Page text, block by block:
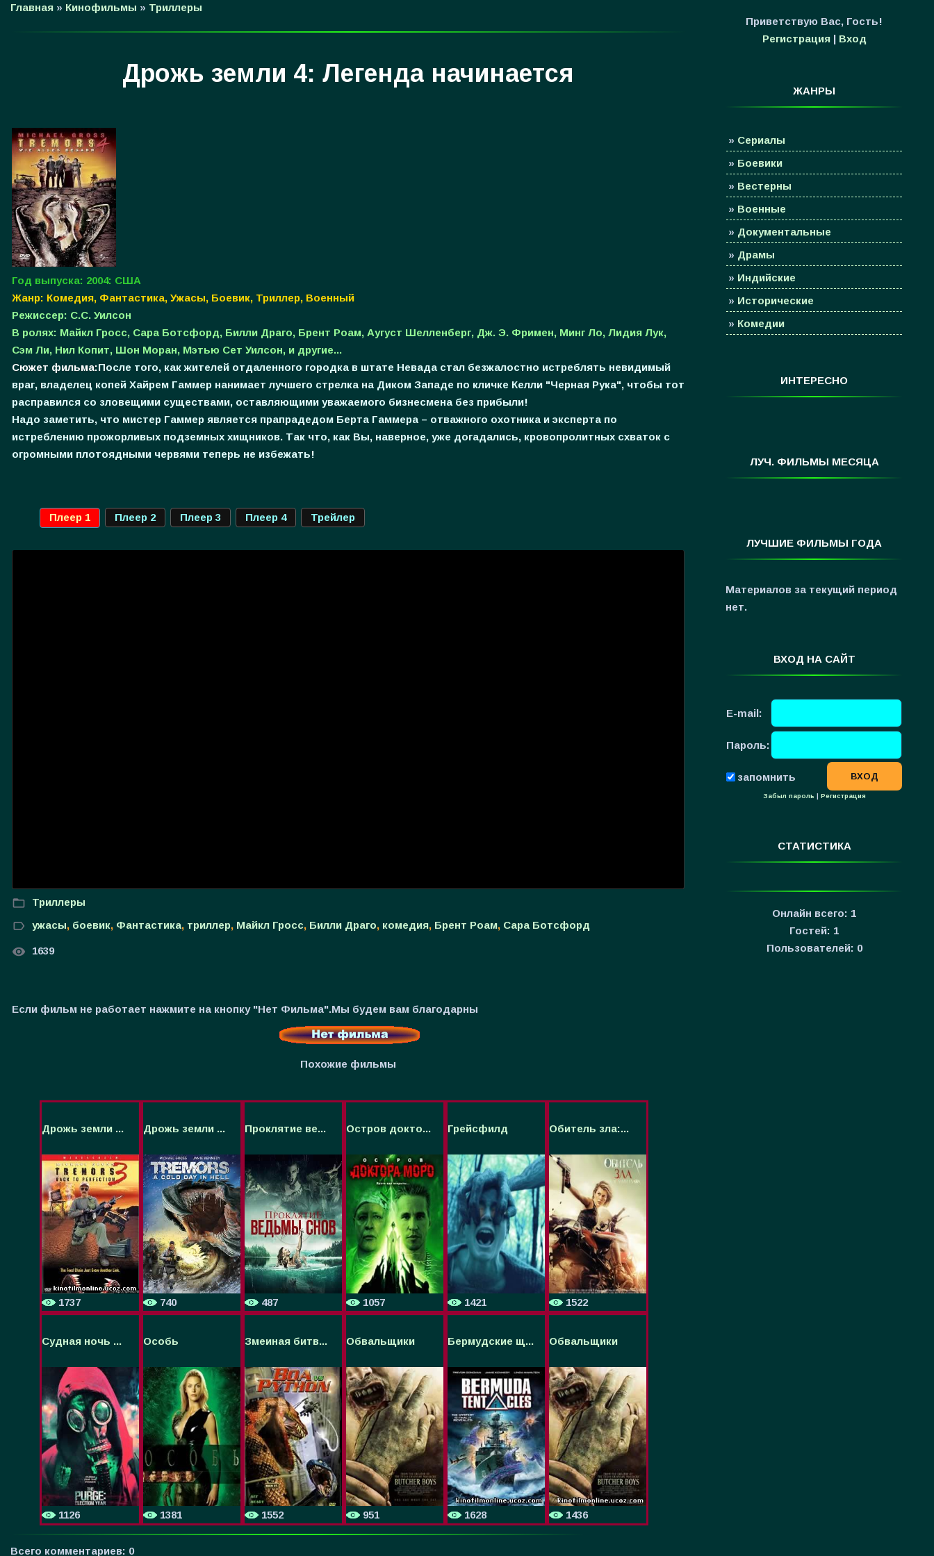
Главная » Кинофильмы » Триллеры
Дрожь земли 4: Легенда начинается
Год выпуска: 2004: США
Жанр: Комедия, Фантастика, Ужасы, Боевик, Триллер, Военный
Режиссер: С.С. Уилсон
В ролях: Майкл Гросс, Сара Ботсфорд, Билли Драго, Брент Роам, Аугуст Шелленберг, Дж. Э. Фримен, Минг Ло, Лидия Лук,
Сэм Ли, Нил Копит, Шон Моран, Мэтью Сет Уилсон, и другие...
Сюжет фильма:После того, как жителей отдаленного городка в штате Невада стал безжалостно истреблять невидимый
враг, владелец копей Хайрем Гаммер нанимает лучшего стрелка на Диком Западе по кличке Келли "Черная Рука", чтобы тот
расправился со зловещими существами, оставляющими уважаемого бизнесмена без прибыли!
Надо заметить, что мистер Гаммер является прапрадедом Берта Гаммера – отважного охотника и эксперта по
истреблению прожорливых подземных хищников. Так что, как Вы, наверное, уже догадались, кровопролитных схваток с
огромными плотоядными червями теперь не избежать!
Плеер 1 Плеер 2 Плеер 3 Плеер 4 Трейлер
Триллеры
ужасы, боевик, Фантастика, триллер, Майкл Гросс, Билли Драго, комедия, Брент Роам, Сара Ботсфорд
1639
Если фильм не работает нажмите на кнопку "Нет Фильма".Мы будем вам благодарны
Похожие фильмы
Дрожь земли ...
1737
Дрожь земли ...
740
Проклятие ве...
487
Остров докто...
1057
Грейсфилд
1421
Обитель зла:...
1522
Судная ночь ...
1126
Особь
1381
Змеиная битв...
1552
Обвальщики
951
Бермудские щ...
1628
Обвальщики
1436
Всего комментариев: 0
Приветствую Вас, Гость!
Регистрация| Вход
ЖАНРЫ
» Сериалы
» Боевики
» Вестерны
» Военные
» Документальные
» Драмы
» Индийские
» Исторические
» Комедии
Фантастика
ИНТЕРЕСНО
ЛУЧ. ФИЛЬМЫ МЕСЯЦА
ЛУЧШИЕ ФИЛЬМЫ ГОДА
Материалов за текущий период
нет.
ВХОД НА САЙТ
E-mail:
Пароль:
запомнить
Забыл пароль Регистрация
СТАТИСТИКА
Онлайн всего: 1
Гостей: 1
Пользователей: 0